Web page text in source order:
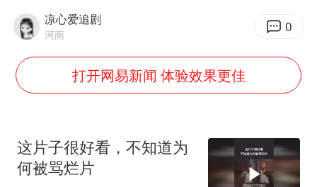
山东一元代青花杯离奇失踪
台湾海峡南口北上船舶实施交通管制
向鹏0-3不敌张本智和
四川宜宾地震网友称睡觉被摇醒
凉心爱追剧
河南 0
打开网易新闻 体验效果更佳
这片子很好看，不知道为
何被骂烂片